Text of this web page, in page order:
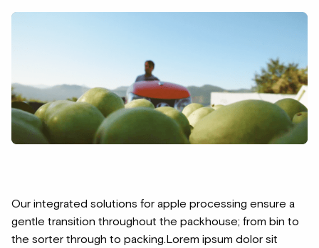
Our integrated solutions for apple processing ensure a
gentle transition throughout the packhouse; from bin to
the sorter through to packing.Lorem ipsum dolor sit